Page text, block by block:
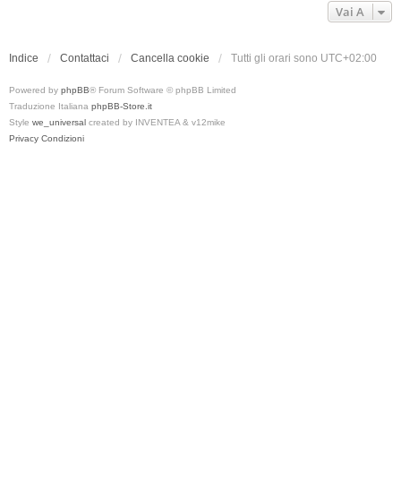
Vai A
Indice Contattaci Cancella cookie Tutti gli orari sono UTC+02:00
Powered by phpBB® Forum Software © phpBB Limited
Traduzione Italiana phpBB-Store.it
Style we_universal created by INVENTEA & v12mike
Privacy Condizioni